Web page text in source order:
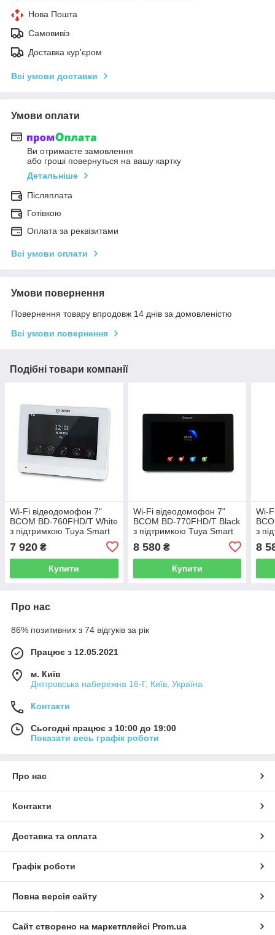
Нова Пошта
Самовивіз
Доставка кур'єром
Всі умови доставки
Умови оплати
Ви отримаєте замовлення
або гроші повернуться на вашу картку
Детальніше
Післяплата
Готівкою
Оплата за реквізитами
Всі умови оплати
Умови повернення
Повернення товару впродовж 14 днів за домовленістю
Всі умови повернення
Подібні товари компанії
Wi-Fi відеодомофон 7"
BCOM BD-760FHD/T White
з підтримкою Tuya Smart
7 920 ₴
Купити
Wi-Fi відеодомофон 7"
BCOM BD-770FHD/T Black
з підтримкою Tuya Smart
8 580₴
Купити
Wi-
з
8
Про нас
86% позитивних з 74 відгуків за рік
Працює з 12.05.2021
м. Київ
Дніпровська набережна 16-Г, Київ, Україна
Контакти
Сьогодні працює з 10:00 до 19:00
Показати весь графік роботи
Про нас
Контакти
Доставка та оплата
Графік роботи
Повна версія сайту
Сайт створено на маркетплейсі Prom.ua